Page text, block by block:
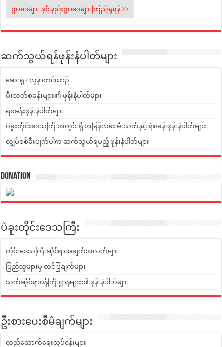
ဥပဒေများ နှင့် နည်းဥပဒေများကြည့်ရှုရန် >>
ဆက်သွယ်ရန်ဖုန်းနံပါတ်များ
ဆေးရုံ / လူနာတင်ယာဉ်
မီးသတ်စခန်းများ၏ ဖုန်းနံပါတ်များ
ရဲစခန်းဖုန်းနံပါတ်များ
ပဲခူးတိုင်းဒေသကြီးအတွင်းရှိ အမြန်လမ်း မီးသတ်နှင့် ရဲစခန်းဖုန်းနံပါတ်များ
လျှပ်စစ်မီးပျက်ပါက ဆက်သွယ်ရမည့် ဖုန်းနံပါတ်များ
Donation
ပဲခူးတိုင်းဒေသကြီး
တိုင်းဒေသကြီးဆိုင်ရာအချက်အလက်များ
ပြည်သူများမှ တင်ပြချက်များ
သက်ဆိုင်ရာဝန်ကြီးဌာနများ၏ ဖုန်းနံပါတ်များ
ဦးစားပေးစီမံချက်များ
တည်ဆောက်ရေးလုပ်ငန်းများ